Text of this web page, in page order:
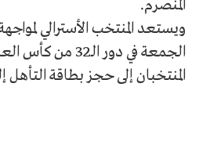
المنصرم.
ويستعد المنتخب الأسترالي
المنتخبان إلى حجز بطاقة التأهل إلى